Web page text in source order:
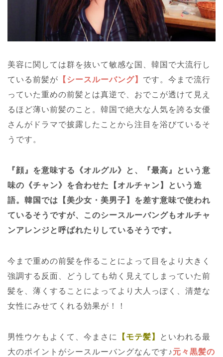
美容に関しては群を抜いて敏感な国、韓国で大流行し
ている前髪が 【シースルーバング】 です。今まで流行
っていた重めの前髪とは真逆で、おでこが透けて見え
るほど薄い前髪のこと。韓国で絶大な人気を誇る女優
さんがドラマで披露したことから注目を浴びているそ
うです。
『顔』を意味する《オルグル》と、『最高』という意
味の《チャン》を合わせた【オルチャン】という造
語。 韓国では【美少女・美男子】を差す意味で使われ
ているそうですが、このシースルーバングもオルチャ
ンアレンジと呼ばれたりしているそうです。
今まで重めの前髪を作ることによって目をより大きく
強調する反面、どうしても幼く見えてしまっていた前
髪を、薄くすることによってより大人っぽく、清楚な
女性にみせてくれる効果が！！
男性ウケもよくて、今まさに 【モテ髪】
といわれる最
大のポイントがシースルーバングなんです♪元々黒髪の